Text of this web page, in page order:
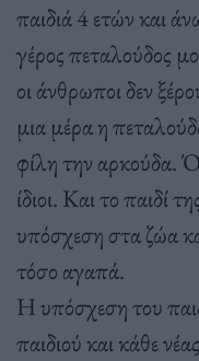
παιδιά 4 ετών και
γέρος πεταλούδος
οι άνθρωποι δεν
μια μέρα η
φίλη την αρκούδα.
ίδιοι. Και το παιδί
υπόσχεση στα ζώα
τόσο αγαπά.
Η υπόσχεση του
παιδιού και κάθε